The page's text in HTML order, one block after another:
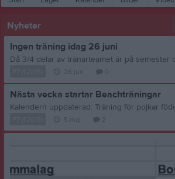
Nyheter
Ingen träning idag 26 juni
Nästa vecka startar Beachträningar